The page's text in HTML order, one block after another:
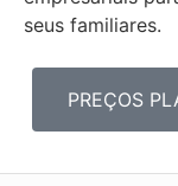
seus familiares.
PREÇOS